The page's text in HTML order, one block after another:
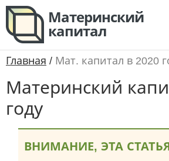
Материнский
капитал
Главная / Мат. капитал в 2020
Материнский
году
ВНИМАНИЕ, ЭТА